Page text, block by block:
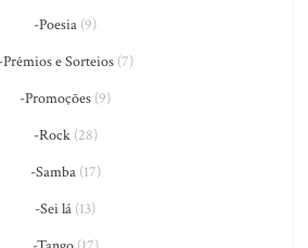
-Poesia (9)
-Prêmios e Sorteios(7)
-Promoções (9)
-Rock(28)
-Samba(17)
-Sei lá (13)